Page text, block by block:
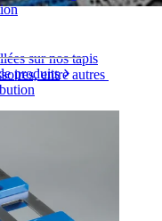
sur nos tapis
entre autres
produits